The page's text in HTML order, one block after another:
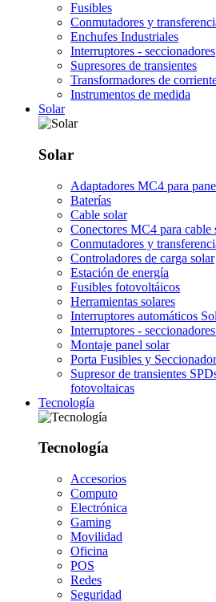
Fusibles
Conmutadores y
Enchufes Industriales
Interruptores - seccionadores
Supresores de transientes
Transformadores de
Instrumentos de medida
Solar
Solar
Adaptadores MC4 para
Baterías
Cable solar
Conectores MC4 para cable
Conmutadores y
Controladores de carga solar
Estación de energía
Fusibles fotovoltáicos
Herramientas solares
Interruptores automáticos
Interruptores -
Montaje panel solar
Porta Fusibles y
Supresor de transientes
fotovoltaicas
Tecnología
Tecnología
Accesorios
Computo
Electrónica
Gaming
Movilidad
Oficina
POS
Redes
Seguridad